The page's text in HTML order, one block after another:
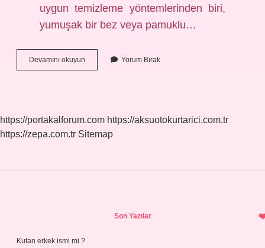
uygun temizleme yöntemlerinden biri,
yumuşak bir bez veya pamuklu…
Devamını okuyun
Mobilya
Yorum Bırak
https://portakalforum.com https://aksuotokurtarici.com.tr
https://zepa.com.tr Sitemap
Son Yazılar
Kutan erkek ismi mi ?